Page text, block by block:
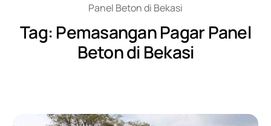
Panel Beton di Bekasi
Tag: Pemasangan Pagar Panel
Beton di Bekasi